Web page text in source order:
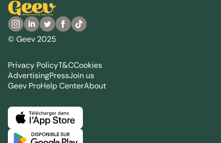
© Geev 2025
Privacy PolicyT&CCookies
AdvertisingPressJoin us
Geev ProHelp CenterAbout